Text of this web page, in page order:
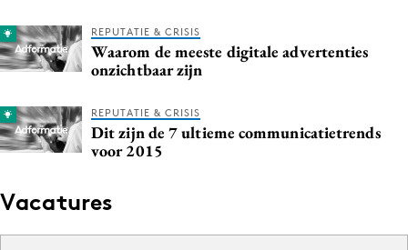
REPUTATIE & CRISIS
Waarom de meeste digitale advertenties
onzichtbaar zijn
REPUTATIE & CRISIS
Dit zijn de 7 ultieme communicatietrends
voor 2015
Vacatures